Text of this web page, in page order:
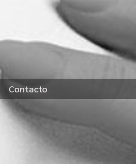
Contacto